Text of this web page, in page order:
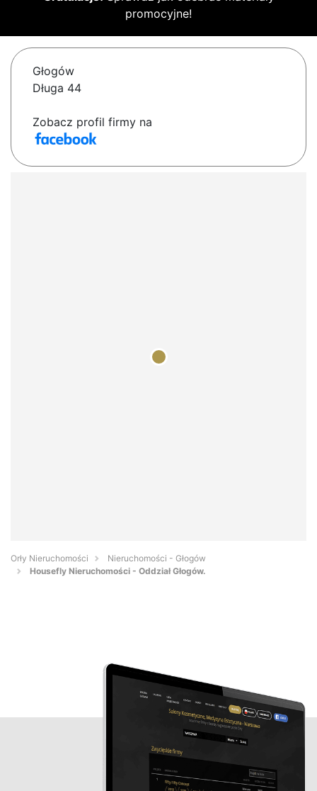
promocyjne!
Głogów
Długa 44
Zobacz profil firmy na
Orły Nieruchomości
Nieruchomości - Głogów
Housefly Nieruchomości - Oddział Głogów.